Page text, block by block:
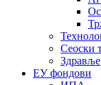
Сеоски
Здравље
ЕУ фондови